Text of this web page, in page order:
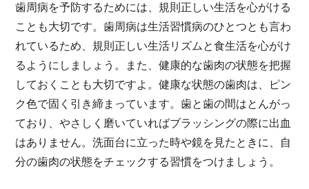
歯周病を予防するためには、規則正しい生活を心がける
ことも大切です。歯周病は生活習慣病のひとつとも言わ
れているため、規則正しい生活リズムと食生活を心がけ
るようにしましょう。また、健康的な歯肉の状態を把握
しておくことも大切ですよ。健康な状態の歯肉は、ピン
ク色で固く引き締まっています。歯と歯の間はとんがっ
ており、やさしく磨いていればブラッシングの際に出血
はありません。洗面台に立った時や鏡を見たときに、自
分の歯肉の状態をチェックする習慣をつけましょう。